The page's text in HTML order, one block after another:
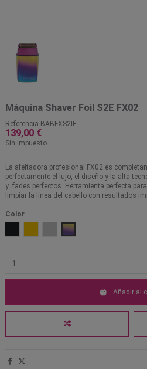
Máquina Shaver Foil S2E FX02
Referencia BABFXS2IE
139,00 €
Sin impuesto
La afeitadora profesional FX02 es
perfectamente el lujo, el diseño y la alta
y fades perfectos. Herramienta perfecta
limpiar la línea del cabello con resultados
Color
Plata Camaleón
Añadir al